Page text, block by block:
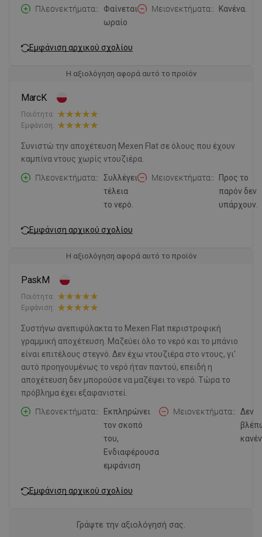
Πλεονεκτήματα:
Φαίνεται
ωραίο
Μειονεκτήματα: Κανένα.
Εμφάνιση αρχικού σχολίου
Η αξιολόγηση αφορά αυτό το προϊόν
MarcK
Ποιότητα:
Εμφάνιση:
Συνιστώ την αποχέτευση Mexen Flat σε όλους που έχουν
καμπίνα ντους χωρίς ντουζιέρα.
Πλεονεκτήματα:
Συλλέγει
τέλεια
το νερό.
Μειονεκτήματα:
Προς το
παρόν δεν
υπάρχουν.
Εμφάνιση αρχικού σχολίου
Η αξιολόγηση αφορά αυτό το προϊόν
PaskM
Ποιότητα:
Εμφάνιση:
Συστήνω ανεπιφύλακτα το Mexen Flat περιστροφική
γραμμική αποχέτευση. Μαζεύει όλο το νερό και το μπάνιο
είναι επιτέλους στεγνό. Δεν έχω ντουζιέρα στο ντους, γι'
αυτό προηγουμένως το νερό ήταν παντού, επειδή η
αποχέτευση δεν μπορούσε να μαζέψει το νερό. Τώρα το
πρόβλημα έχει εξαφανιστεί.
Πλεονεκτήματα:
Εκπληρώνει
τον σκοπό
του,
Ενδιαφέρουσα
εμφάνιση
Μειονεκτήματα:
Δεν
Εμφάνιση αρχικού σχολίου
Γράψτε την αξιολόγησή σας.